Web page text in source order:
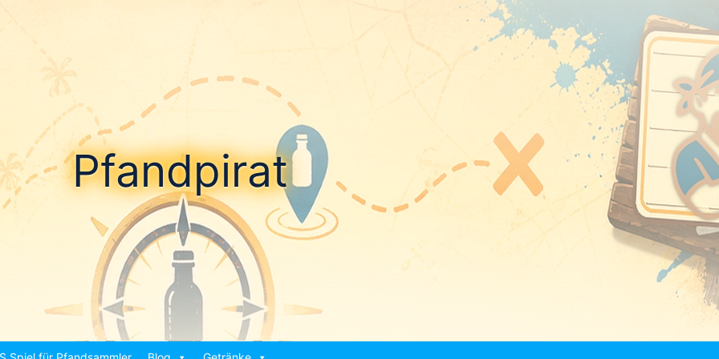
Pfandpirat